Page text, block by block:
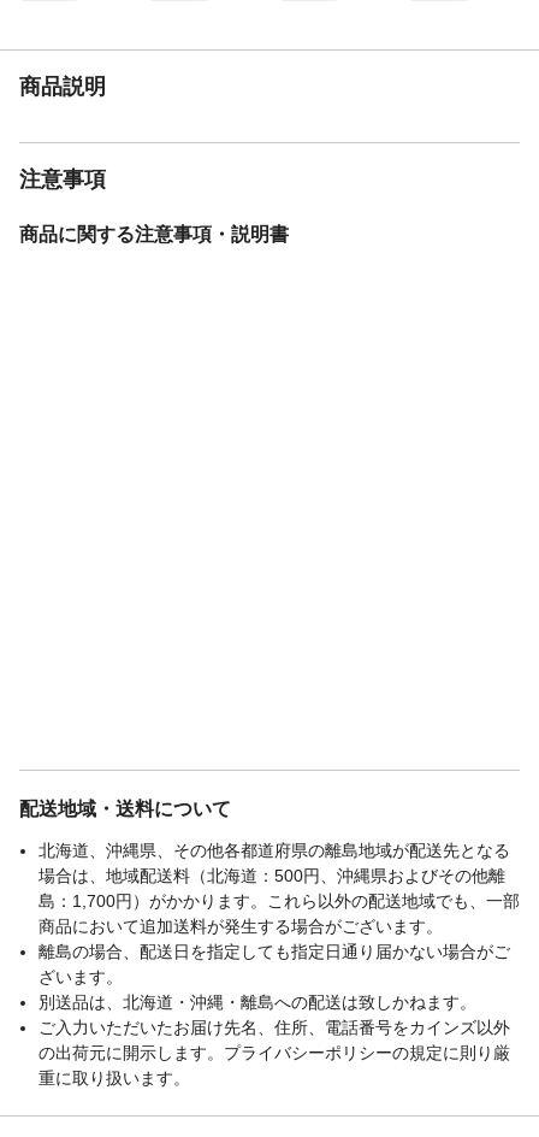
商品説明
注意事項
商品に関する注意事項・説明書
配送地域・送料について
北海道、沖縄県、その他各都道府県の離島地域が配送先となる
場合は、地域配送料（北海道：500円、沖縄県およびその他離
島：1,700円）がかかります。これら以外の配送地域でも、一部
商品において追加送料が発生する場合がございます。
離島の場合、配送日を指定しても指定日通り届かない場合がご
ざいます。
別送品は、北海道・沖縄・離島への配送は致しかねます。
ご入力いただいたお届け先名、住所、電話番号をカインズ以外
の出荷元に開示します。プライバシーポリシーの規定に則り厳
重に取り扱います。